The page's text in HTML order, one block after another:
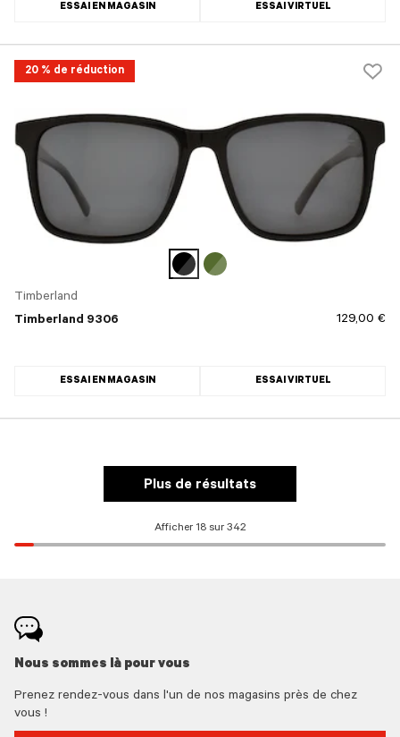
ESSAI EN MAGASIN ESSAI VIRTUEL
20 % de réduction
Timberland
Timberland 9306
129,00 €
ESSAI EN MAGASIN ESSAI VIRTUEL
Plus de résultats
Afficher 18 sur 342
Nous sommes là pour vous
Prenez rendez-vous dans l'un de nos magasins près de chez
vous !